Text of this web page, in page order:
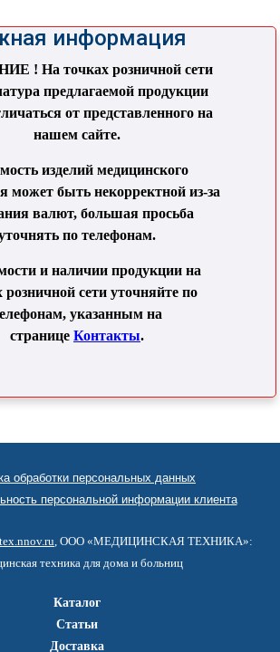
информация
! На точках розничной сети
предлагаемой продукции
от представленного на
нашем сайте.
изделий медицинского
может быть некорректной из-за
валют, большая просьба
по телефонам.
и наличии продукции на
розничной сети уточняйте по
указанным на
странице Контакты.
обработки персональных данных
персональной информации клиента
, ООО «МЕДИЦИНСКАЯ ТЕХНИКА»:
техника для дома и больниц
Каталог
Статьи
Доставка